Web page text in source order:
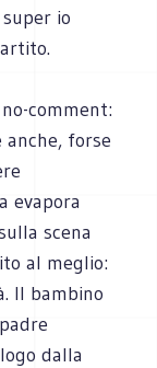
io
comment:
forse
evapora
scena
al meglio:
Il bambino
dalla